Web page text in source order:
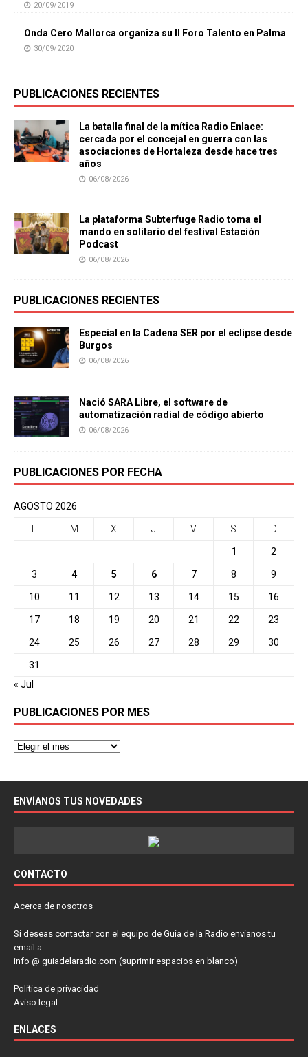
20/09/2019
Onda Cero Mallorca organiza su II Foro Talento en Palma
30/09/2020
PUBLICACIONES RECIENTES
La batalla final de la mítica Radio Enlace:
cercada por el concejal en guerra con las
asociaciones de Hortaleza desde hace tres
años
06/08/2026
La plataforma Subterfuge Radio toma el
mando en solitario del festival Estación
Podcast
06/08/2026
PUBLICACIONES RECIENTES
Especial en la Cadena SER por el eclipse desde
Burgos
06/08/2026
Nació SARA Libre, el software de
automatización radial de código abierto
06/08/2026
PUBLICACIONES POR FECHA
AGOSTO 2026
L M X J V S D
1 2
3 4 5 6 7 8 9
10 11 12 13 14 15 16
17 18 19 20 21 22 23
24 25 26 27 28 29 30
31
« Jul
PUBLICACIONES POR MES
ENVÍANOS TUS NOVEDADES
CONTACTO
Acerca de nosotros
Si deseas contactar con el equipo de Guía de la Radio envíanos tu
email a:
info @ guiadelaradio.com (suprimir espacios en blanco)
Política de privacidad
Aviso legal
ENLACES